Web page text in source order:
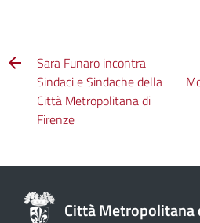
Sara Funaro incontra
Sindaci e Sindache della
Città Metropolitana di
Firenze
Città Metropolitana